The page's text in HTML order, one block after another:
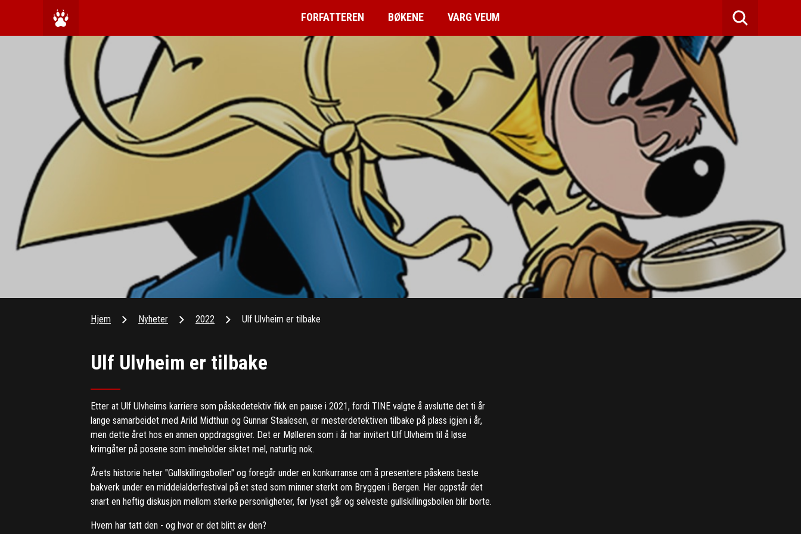
FORFATTEREN BØKENE VARG VEUM
Hjem Nyheter 2022 Ulf Ulvheim er tilbake
Ulf Ulvheim er tilbake
Etter at Ulf Ulvheims karriere som påskedetektiv fikk en pause i 2021, fordi TINE valgte å avslutte det ti år
lange samarbeidet med Arild Midthun og Gunnar Staalesen, er mesterdetektiven tilbake på plass igjen i år,
men dette året hos en annen oppdragsgiver. Det er Mølleren som i år har invitert Ulf Ulvheim til å løse
krimgåter på posene som inneholder siktet mel, naturlig nok.
Årets historie heter "Gullskillingsbollen" og foregår under en konkurranse om å presentere påskens beste
bakverk under en middelalderfestival på et sted som minner sterkt om Bryggen i Bergen. Her oppstår det
snart en heftig diskusjon mellom sterke personligheter, før lyset går og selveste gullskillingsbollen blir borte.
Hvem har tatt den - og hvor er det blitt av den?